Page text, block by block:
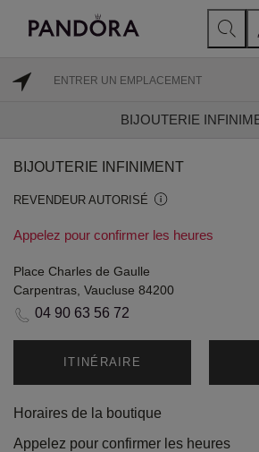
BIJOUTERIE
BIJOUTERIE INFINIMENT
REVENDEUR AUTORISÉ
Appelez pour confirmer les heures
Place Charles de Gaulle
Carpentras, Vaucluse 84200
04 90 63 56 72
ITINÉRAIRE
Horaires de la boutique
Appelez pour confirmer les heures